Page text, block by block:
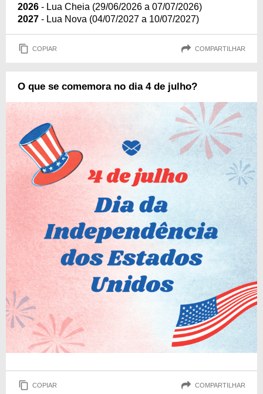
2026 - Lua Cheia (29/06/2026 a 07/07/2026)
2027 - Lua Nova (04/07/2027 a 10/07/2027)
COPIAR COMPARTILHAR
O que se comemora no dia 4 de julho?
COPIAR COMPARTILHAR